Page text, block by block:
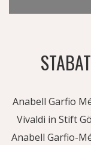
Anabell Garfio
Vivaldi in Stift
Anabell Garfio-